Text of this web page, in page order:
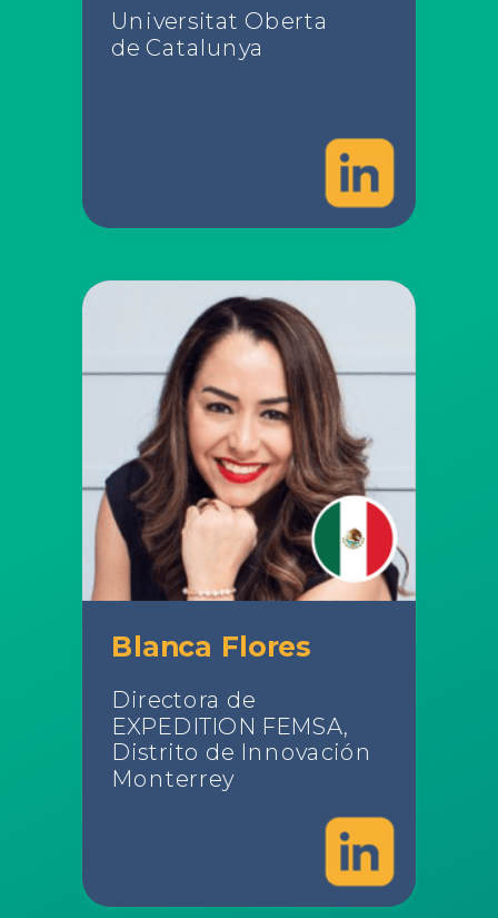
Universitat Oberta
de Catalunya
Blanca Flores
Directora de
EXPEDITION FEMSA,
Distrito de Innovación
Monterrey